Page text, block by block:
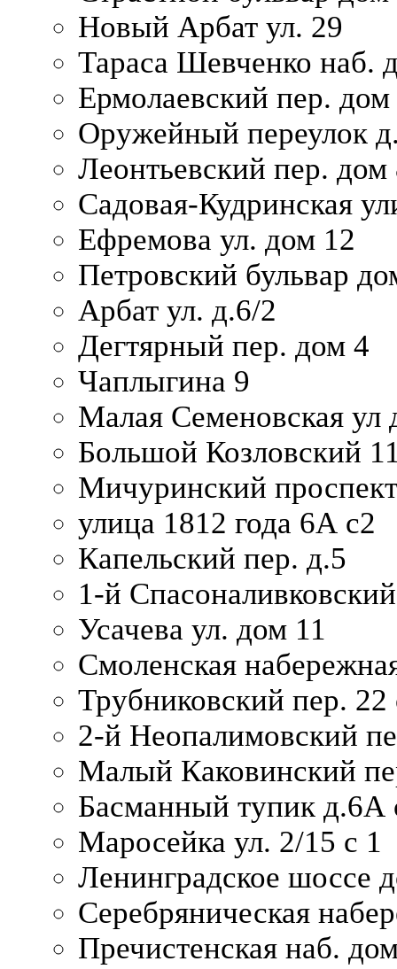
Новый Арбат ул. 29
Тараса Шевченко наб.
Ермолаевский пер. дом
Оружейный переулок
Леонтьевский пер. дом
Садовая-Кудринская
Ефремова ул. дом 12
Петровский бульвар
Арбат ул. д.6/2
Дегтярный пер. дом 4
Чаплыгина 9
Малая Семеновская ул
Большой Козловский
Мичуринский
улица 1812 года 6А с2
Капельский пер. д.5
1-й
Усачева ул. дом 11
Смоленская
Трубниковский пер. 22
2-й Неопалимовский
Малый Каковинский
Басманный тупик д.6А
Маросейка ул. 2/15 с 1
Ленинградское шоссе
Серебряническая
Пречистенская наб.